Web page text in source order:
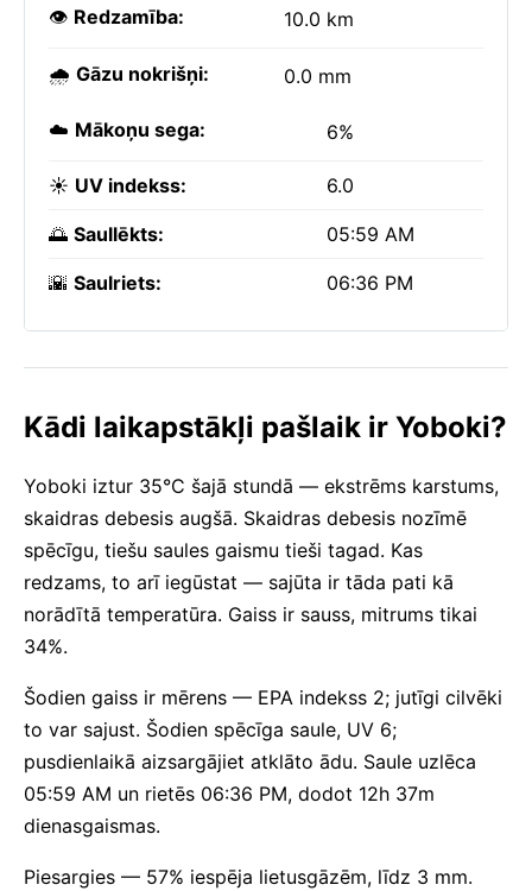
👁️ Redzamība: 10.0 km
🌧️ Gāzu nokrišņi: 0.0 mm
☁️ Mākoņu sega: 6%
☀️ UV indekss: 6.0
🌅 Saullēkts: 05:59 AM
🌇 Saulriets: 06:36 PM
Kādi laikapstākļi pašlaik ir Yoboki?
Yoboki iztur 35°C šajā stundā — ekstrēms karstums,
skaidras debesis augšā. Skaidras debesis nozīmē
spēcīgu, tiešu saules gaismu tieši tagad. Kas
redzams, to arī iegūstat — sajūta ir tāda pati kā
norādītā temperatūra. Gaiss ir sauss, mitrums tikai
34%.
Šodien gaiss ir mērens — EPA indekss 2; jutīgi cilvēki
to var sajust. Šodien spēcīga saule, UV 6;
pusdienlaikā aizsargājiet atklāto ādu. Saule uzlēca
05:59 AM un rietēs 06:36 PM, dodot 12h 37m
dienasgaismas.
Piesargies — 57% iespēja lietusgāzēm, līdz 3 mm.